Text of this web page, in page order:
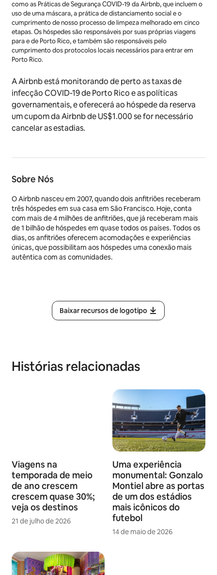
como as Práticas de Segurança COVID-19 da Airbnb, que incluem o
uso de uma máscara, a prática de distanciamento social e o
cumprimento de nosso processo de limpeza melhorado em cinco
etapas. Os hóspedes são responsáveis por suas próprias viagens
para e de Porto Rico, e também são responsáveis pelo
cumprimento dos protocolos locais necessários para entrar em
Porto Rico.
A Airbnb está monitorando de perto as taxas de
infecção COVID-19 de Porto Rico e as políticas
governamentais, e oferecerá ao hóspede da reserva
um cupom da Airbnb de US$1.000 se for necessário
cancelar as estadias.
Sobre Nós
O Airbnb nasceu em 2007, quando dois anfitriões receberam
três hóspedes em sua casa em São Francisco. Hoje, conta
com mais de 4 milhões de anfitriões, que já receberam mais
de 1 bilhão de hóspedes em quase todos os países. Todos os
dias, os anfitriões oferecem acomodações e experiências
únicas, que possibilitam aos hóspedes uma conexão mais
autêntica com as comunidades.
Baixar recursos de logotipo
Histórias relacionadas
Viagens na
temporada de meio
de ano crescem
crescem quase 30%;
veja os destinos
21 de julho de 2026
Uma experiência
monumental: Gonzalo
Montiel abre as portas
de um dos estádios
mais icônicos do
futebol
14 de maio de 2026